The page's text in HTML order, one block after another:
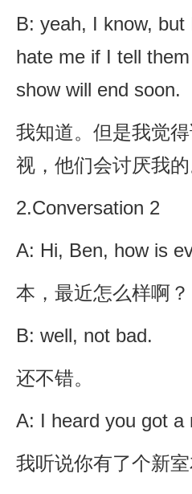
B: yeah, I know,
hate me if I tell
show will end soon.
我知道。但是我觉
视，他们会讨厌我
2.Conversation 2
A: Hi, Ben, how is
本，最近怎么样啊？
B: well, not bad.
还不错。
A: I heard you got a
我听说你有了个新